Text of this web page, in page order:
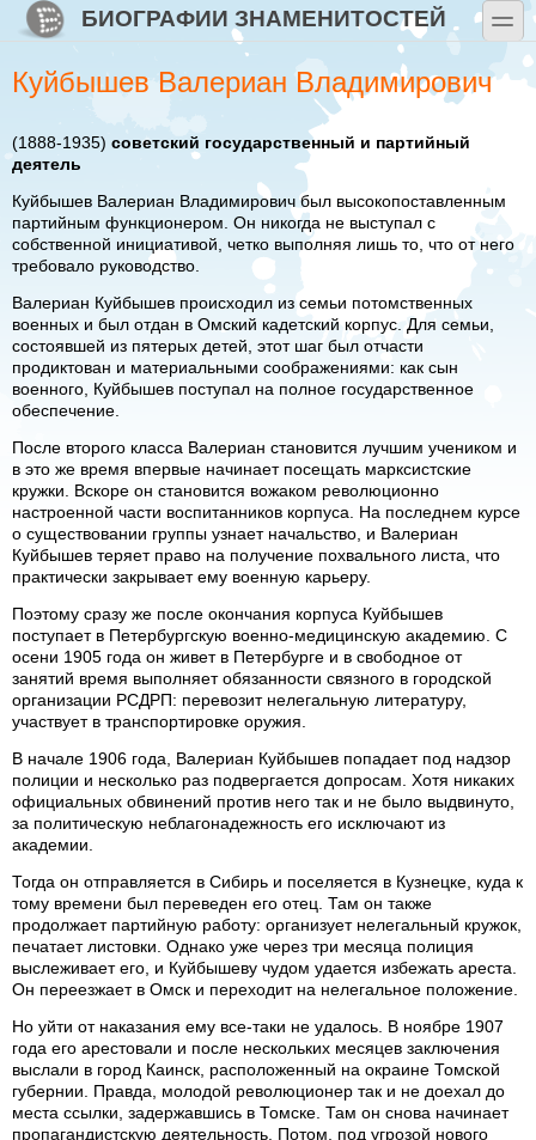
Перейти к основному содержанию
Skip to searchБИОГРАФИИ ЗНАМЕНИТОСТЕЙ toggle
Куйбышев Валериан Владимирович
(1888-1935) советский государственный и партийный
деятель
Куйбышев Валериан Владимирович был высокопоставленным
партийным функционером. Он никогда не выступал с
собственной инициативой, четко выполняя лишь то, что от него
требовало руководство.
Валериан Куйбышев происходил из семьи потомственных
военных и был отдан в Омский кадетский корпус. Для семьи,
состоявшей из пятерых детей, этот шаг был отчасти
продиктован и материальными соображениями: как сын
военного, Куйбышев поступал на полное государственное
обеспечение.
После второго класса Валериан становится лучшим учеником и
в это же время впервые начинает посещать марксистские
кружки. Вскоре он становится вожаком революционно
настроенной части воспитанников корпуса. На последнем курсе
о существовании группы узнает начальство, и Валериан
Куйбышев теряет право на получение похвального листа, что
практически закрывает ему военную карьеру.
Поэтому сразу же после окончания корпуса Куйбышев
поступает в Петербургскую военно-медицинскую академию. С
осени 1905 года он живет в Петербурге и в свободное от
занятий время выполняет обязанности связного в городской
организации РСДРП: перевозит нелегальную литературу,
участвует в транспортировке оружия.
В начале 1906 года, Валериан Куйбышев попадает под надзор
полиции и несколько раз подвергается допросам. Хотя никаких
официальных обвинений против него так и не было выдвинуто,
за политическую неблагонадежность его исключают из
академии.
Тогда он отправляется в Сибирь и поселяется в Кузнецке, куда к
тому времени был переведен его отец. Там он также
продолжает партийную работу: организует нелегальный кружок,
печатает листовки. Однако уже через три месяца полиция
выслеживает его, и Куйбышеву чудом удается избежать ареста.
Он переезжает в Омск и переходит на нелегальное положение.
Но уйти от наказания ему все-таки не удалось. В ноябре 1907
года его арестовали и после нескольких месяцев заключения
выслали в город Каинск, расположенный на окраине Томской
губернии. Правда, молодой революционер так и не доехал до
места ссылки, задержавшись в Томске. Там он снова начинает
пропагандистскую деятельность. Потом, под угрозой нового